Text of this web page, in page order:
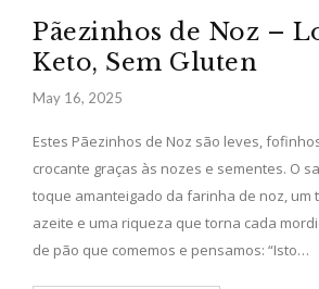
Pãezinhos de Noz –
Keto, Sem Gluten
May 16, 2025
Estes Pãezinhos de Noz são leves,
crocante graças às nozes e sementes. O
toque amanteigado da farinha de noz, um
azeite e uma riqueza que torna cada
de pão que comemos e pensamos: “Isto…